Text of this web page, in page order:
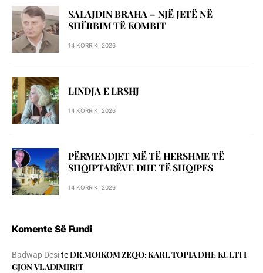
SALAJDIN BRAHA – NJЁ JETЁ NЁ
SHЁRBIM TЁ KOMBIT
14 KORRIK, 2026
LINDJA E LRSHJ
14 KORRIK, 2026
PËRMENDJET MË TË HERSHME TË
SHQIPTARËVE DHE TË SHQIPES
14 KORRIK, 2026
Komente Së Fundi
Badwap DesiteDR.MOIKOM ZEQO: KARL TOPIA DHE KULTI I
GJON VLADIMIRIT